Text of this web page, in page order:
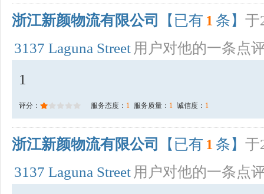
浙江新颜物流有限公司 【已有 1 条】 于
3137 Laguna Street 用户对他的一条点
1
评分： 服务态度： 1 服务质量： 1 诚信度： 1
浙江新颜物流有限公司 【已有 1 条】 于
3137 Laguna Street 用户对他的一条点